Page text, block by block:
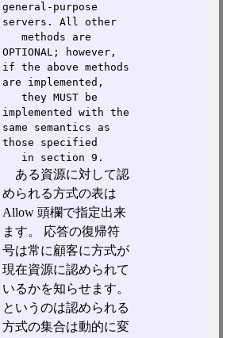
general-purpose
servers. All other
   methods are
OPTIONAL; however,
if the above methods
are implemented,
   they MUST be
implemented with the
same semantics as
those specified
   in section 9.
ある資源に対して認
められる方式の表は
Allow 頭欄で指定出来
ます。 応答の復帰符
号は常に顧客に方式が
現在資源に認められて
いるかを知らせます。
というのは認められる
方式の集合は動的に変